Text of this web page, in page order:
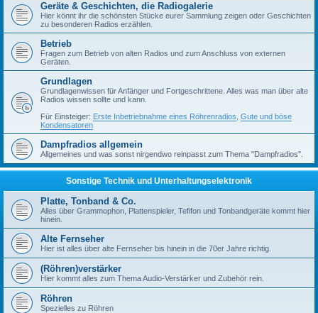
Geräte & Geschichten, die Radiogalerie
Hier könnt ihr die schönsten Stücke eurer Sammlung zeigen oder Geschichten
zu besonderen Radios erzählen.
Betrieb
Fragen zum Betrieb von alten Radios und zum Anschluss von externen
Geräten.
Grundlagen
Grundlagenwissen für Anfänger und Fortgeschrittene. Alles was man über alte
Radios wissen sollte und kann.
Für Einsteiger: Erste Inbetriebnahme eines Röhrenradios Gute und böse
Kondensatoren
Dampfradios allgemein
Allgemeines und was sonst nirgendwo reinpasst zum Thema "Dampfradios".
Sonstige Technik und Unterhaltungselektronik
Platte, Tonband & Co.
Alles über Grammophon, Plattenspieler, Tefifon und Tonbandgeräte kommt hier
hinein.
Alte Fernseher
Hier ist alles über alte Fernseher bis hinein in die 70er Jahre richtig.
(Röhren)verstärker
Hier kommt alles zum Thema Audio-Verstärker und Zubehör rein.
Röhren
Spezielles zu Röhren